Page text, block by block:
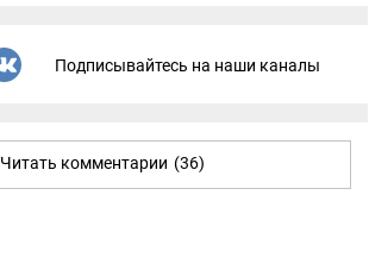
Подписывайтесь на наши каналы
Читать комментарии (36)